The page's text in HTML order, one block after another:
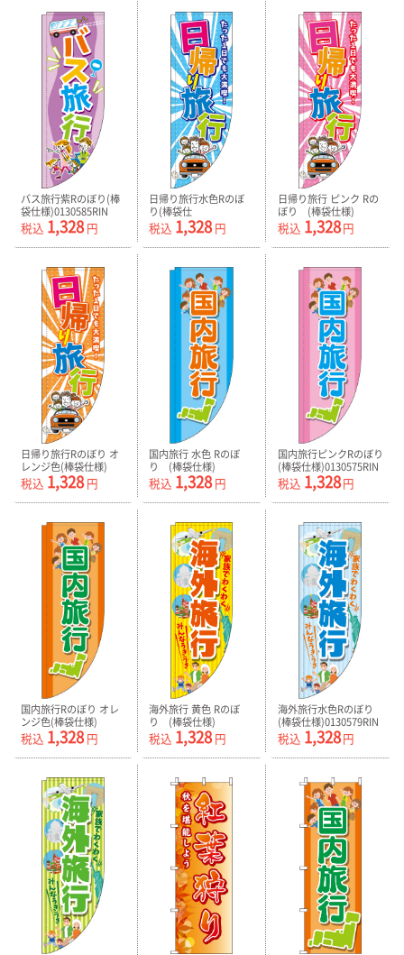
バス旅行紫Rのぼり(棒
袋仕様)0130585RIN
税込 1,328 円
日帰り旅行水色Rのぼ
り(棒袋仕
様)0130587RIN
税込 1,328円
日帰り旅行 ピンク Rの
ぼり (棒袋仕様)
0130589RIN
税込 1,328円
日帰り旅行Rのぼり オ
レンジ色(棒袋仕様)
0130590RIN
税込 1,328 円
国内旅行 水色 Rのぼ
り (棒袋仕様)
0130574RIN
税込 1,328円
国内旅行ピンクRのぼり
(棒袋仕様)0130575RIN
税込 1,328円
国内旅行Rのぼり オレ
ンジ色(棒袋仕様)
0130577RIN
税込 1,328 円
海外旅行 黄色 Rのぼ
り (棒袋仕様)
0130578RIN
税込 1,328円
海外旅行水色Rのぼり
(棒袋仕様)0130579RIN
税込 1,328円